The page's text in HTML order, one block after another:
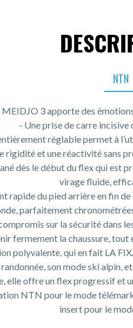
NTN
3 apporte des
- Une prise de carre incisive
réglable permet à
rigidité et une réactivité sans
dès le début du flex qui est
virage fluide,
rapide du pied arrière en fin
parfaitement
sur la sécurité dans
fermement la chaussure,
polyvalente, qui en fait LA
randonnée, son mode ski alpin,
elle offre un flex progressif et
NTN pour le mode
insert pour le